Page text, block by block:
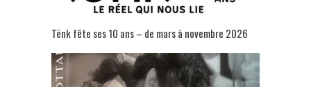
Tënk fête ses 10 ans – de mars à novembre 2026